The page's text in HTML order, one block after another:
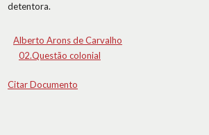
detentora.
Alberto Arons de Carvalho
02.Questão colonial
Citar Documento